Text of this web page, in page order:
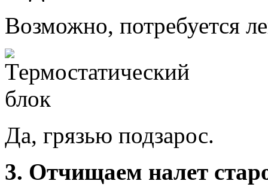
Возможно, потребуется
Да, грязью подзарос.
3. Отчищаем налет